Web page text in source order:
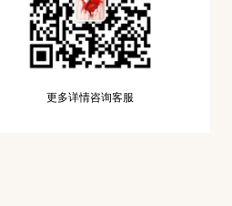
更多详情咨询客服